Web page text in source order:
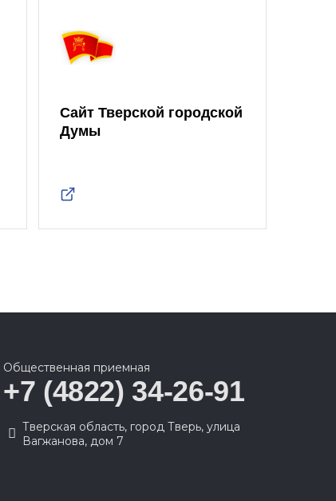
Сайт Тверской городской
Думы
Общественная приемная
+7 (4822) 34-26-91
Тверская область, город Тверь, улица
Вагжанова, дом 7